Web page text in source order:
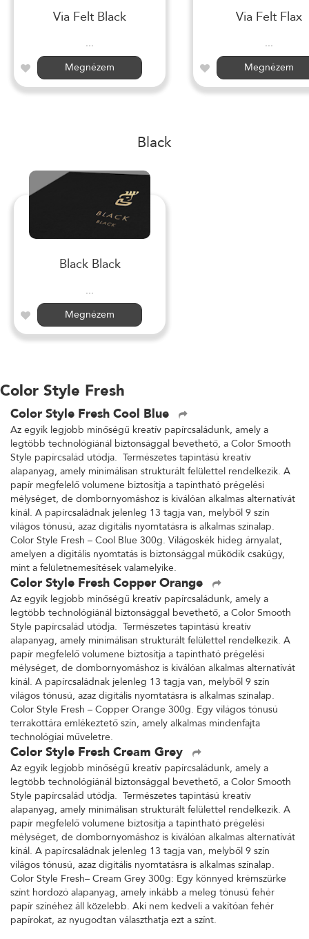
Via Felt Black
...
Megnézem
Via Felt Flax
...
Megnézem
Black
Black Black
...
Megnézem
Color Style Fresh
Color Style Fresh Cool Blue
Az egyik legjobb minőségű kreatív papírcsaládunk, amely a
legtöbb technológiánál biztonsággal bevethető, a Color Smooth
Style papírcsalád utódja. Természetes tapintású kreatív
alapanyag, amely minimálisan strukturált felülettel rendelkezik. A
papír megfelelő volumene biztosítja a tapintható prégelési
mélységet, de dombornyomáshoz is kiválóan alkalmas alternatívát
kínál. A papírcsaládnak jelenleg 13 tagja van, melyből 9 szín
világos tónusú, azaz digitális nyomtatásra is alkalmas színalap.
Color Style Fresh – Cool Blue 300g. Világoskék hideg árnyalat,
amelyen a digitális nyomtatás is biztonsággal működik csakúgy,
mint a felületnemesítések valamelyike.
Color Style Fresh Copper Orange
Az egyik legjobb minőségű kreatív papírcsaládunk, amely a
legtöbb technológiánál biztonsággal bevethető, a Color Smooth
Style papírcsalád utódja. Természetes tapintású kreatív
alapanyag, amely minimálisan strukturált felülettel rendelkezik. A
papír megfelelő volumene biztosítja a tapintható prégelési
mélységet, de dombornyomáshoz is kiválóan alkalmas alternatívát
kínál. A papírcsaládnak jelenleg 13 tagja van, melyből 9 szín
világos tónusú, azaz digitális nyomtatásra is alkalmas színalap.
Color Style Fresh – Copper Orange 300g. Egy világos tónusú
terrakottára emlékeztető szín, amely alkalmas mindenfajta
technológiai műveletre.
Color Style Fresh Cream Grey
Az egyik legjobb minőségű kreatív papírcsaládunk, amely a
legtöbb technológiánál biztonsággal bevethető, a Color Smooth
Style papírcsalád utódja. Természetes tapintású kreatív
alapanyag, amely minimálisan strukturált felülettel rendelkezik. A
papír megfelelő volumene biztosítja a tapintható prégelési
mélységet, de dombornyomáshoz is kiválóan alkalmas alternatívát
kínál. A papírcsaládnak jelenleg 13 tagja van, melyből 9 szín
világos tónusú, azaz digitális nyomtatásra is alkalmas színalap.
Color Style Fresh– Cream Grey 300g: Egy könnyed krémszürke
színt hordozó alapanyag, amely inkább a meleg tónusú fehér
papír színéhez áll közelebb. Aki nem kedveli a vakítóan fehér
papírokat, az nyugodtan választhatja ezt a színt.